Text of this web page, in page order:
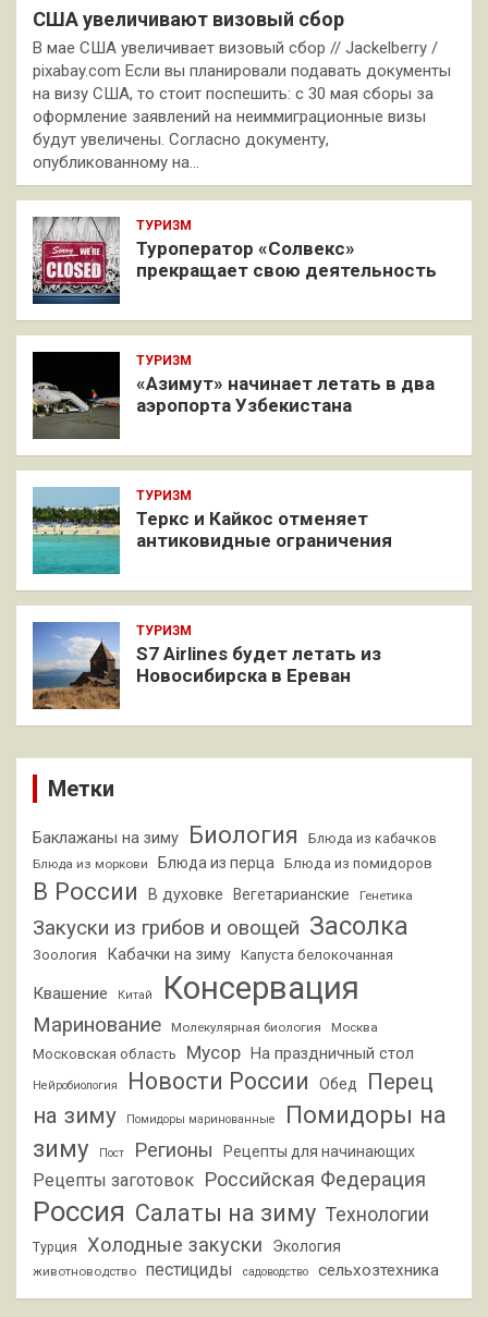
США увеличивают визовый сбор
В мае США увеличивает визовый сбор // Jackelberry /
pixabay.com Если вы планировали подавать документы
на визу США, то стоит поспешить: с 30 мая сборы за
оформление заявлений на неиммиграционные визы
будут увеличены. Согласно документу,
опубликованному на…
ТУРИЗМ
Туроператор «Солвекс»
прекращает свою деятельность
ТУРИЗМ
«Азимут» начинает летать в два
аэропорта Узбекистана
ТУРИЗМ
Теркс и Кайкос отменяет
антиковидные ограничения
ТУРИЗМ
S7 Airlines будет летать из
Новосибирска в Ереван
Метки
Баклажаны на зиму Биология Блюда из кабачков
Блюда из моркови Блюда из перца Блюда из помидоров
В России В духовке Вегетарианские Генетика
Закуски из грибов и овощей Засолка
Зоология Кабачки на зиму Капуста белокочанная
Квашение Китай Консервация
Маринование Молекулярная биология Москва
Московская область Мусор На праздничный стол
Нейробиология Новости России Обед
Перец
на зиму
Помидоры маринованные
Помидоры на
зиму
Пост Регионы Рецепты для начинающих
Рецепты заготовок Российская Федерация
Россия Салаты на зиму Технологии
Турция Холодные закуски Экология
животноводство пестициды садоводство сельхозтехника